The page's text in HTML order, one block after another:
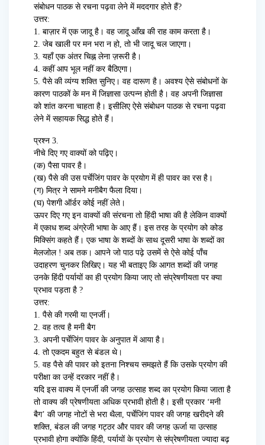
संबोधन पाठक से रचना पढ़वा लेने में मददगार होते हैं?
उत्तर:
1. बाज़ार में एक जादू है। वह जादू आँख की राह काम करता है।
2. जेब खाली पर मन भरा न हो, तो भी जादू चल जाएगा।
3. यहाँ एक अंतर चिह्न लेना ज़रूरी है।
4. कहीं आप भूल नहीं कर बैठिएगा।
5. पैसे की व्यंग्य शक्ति सुनिए। वह दारूण है। अवश्य ऐसे संबोधनों के
कारण पाठकों के मन में जिज्ञासा उत्पन्न होती है। वह अपनी जिज्ञासा
को शांत करना चाहता है। इसीलिए ऐसे संबोधन पाठक से रचना पढ़वा
लेने में सहायक सिद्ध होते हैं।
प्रश्न 3.
नीचे दिए गए वाक्यों को पढ़िए।
(क) पैसा पावर है।
(ख) पैसे की उस पर्चेजिंग पावर के प्रयोग में ही पावर का रस है।
(ग) मित्र ने सामने मनीबैग फैला दिया।
(घ) पेशगी ऑर्डर कोई नहीं लेते।
ऊपर दिए गए इन वाक्यों की संरचना तो हिंदी भाषा की है लेकिन वाक्यों
में एकाध शब्द अंग्रेजी भाषा के आए हैं। इस तरह के प्रयोग को कोड
मिक्सिंग कहते हैं। एक भाषा के शब्दों के साथ दूसरी भाषा के शब्दों का
मेलजोल ! अब तक। आपने जो पाठ पढ़े उसमें से ऐसे कोई पाँच
उदाहरण चुनकर लिखिए। यह भी बताइए कि आगत शब्दों की जगह
उनके हिंदी पर्यायों का ही प्रयोग किया जाए तो संप्रेषणीयता पर क्या
प्रभाव पड़ता है ?
उत्तर:
1. पैसे की गरमी या एनर्जी।
2. वह तत्व है मनी बैग
3. अपनी पर्चेजिंग पावर के अनुपात में आया है।
4. तो एकदम बहुत से बंडल थे।
5. वह पैसे की पावर को इतना निश्चय समझते हैं कि उसके प्रयोग की
परीक्षा का उन्हें दरकार नहीं है।
यदि इस वाक्य में एनर्जी की जगह उत्साह शब्द का प्रयोग किया जाता है
तो वाक्य की प्रेषणीयता अधिक प्रभावी होती है। इसी प्रकार ‘मनी
बैग’ की जगह नोटों से भरा थैला, पर्चेजिंग पावर की जगह खरीदने की
शक्ति, बंडल की जगह गट्ठर और पावर की जगह ऊर्जा या उत्साह
प्रभावी होगा क्योंकि हिंदी, पर्यायों के प्रयोग से संप्रेषणीयता ज्यादा बढ़